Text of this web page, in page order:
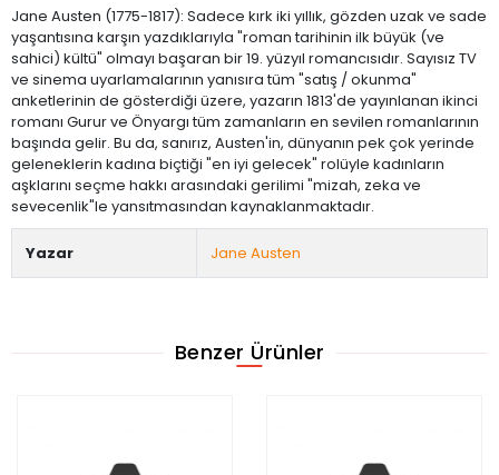
Jane Austen (1775-1817): Sadece kırk iki yıllık, gözden uzak ve sade
yaşantısına karşın yazdıklarıyla "roman tarihinin ilk büyük (ve
sahici) kültü" olmayı başaran bir 19. yüzyıl romancısıdır. Sayısız TV
ve sinema uyarlamalarının yanısıra tüm "satış / okunma"
anketlerinin de gösterdiği üzere, yazarın 1813'de yayınlanan ikinci
romanı Gurur ve Önyargı tüm zamanların en sevilen romanlarının
başında gelir. Bu da, sanırız, Austen'in, dünyanın pek çok yerinde
geleneklerin kadına biçtiği "en iyi gelecek" rolüyle kadınların
aşklarını seçme hakkı arasındaki gerilimi "mizah, zeka ve
sevecenlik"le yansıtmasından kaynaklanmaktadır.
Yazar Jane Austen
Benzer Ürünler